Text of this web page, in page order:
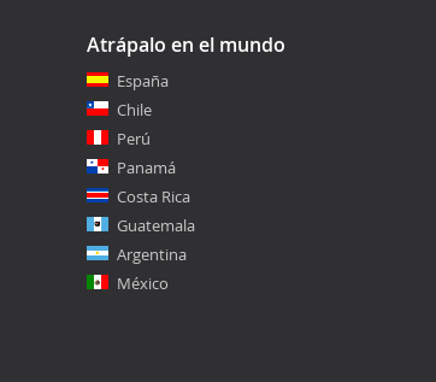
Atrápalo en el mundo
España
Chile
Perú
Panamá
Costa Rica
Guatemala
Argentina
México